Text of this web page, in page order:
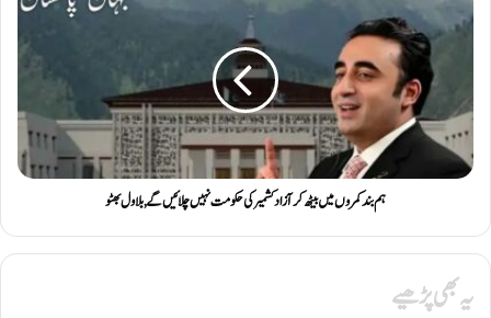
ہم بند کمروں میں بیٹھ کر آزاد کشمیر کی حکومت نہیں چلائیں گے , بلاول بھٹو
یہ بھی پڑھیے